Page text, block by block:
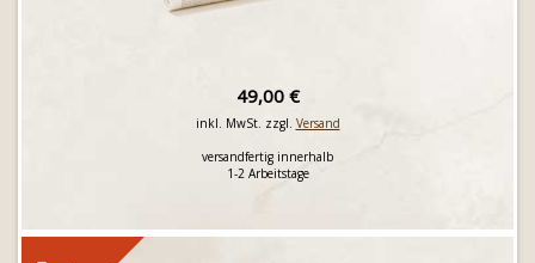
49,00 €
inkl. MwSt. zzgl. Versand
versandfertig innerhalb
1-2 Arbeitstage